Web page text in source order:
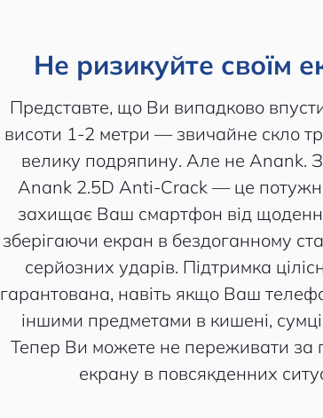
Не ризикуйте своїм
Представте, що Ви випадково
висоти 1-2 метри — звичайне скло
велику подряпину. Але не Anank.
Anank 2.5D Anti-Crack — це
захищає Ваш смартфон від
зберігаючи екран в бездоганному
серйозних ударів. Підтримка
гарантована, навіть якщо Ваш
іншими предметами в кишені,
Тепер Ви можете не переживати
екрану в повсякденних